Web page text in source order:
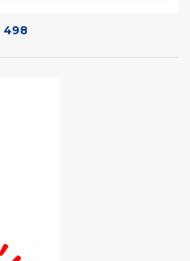
498